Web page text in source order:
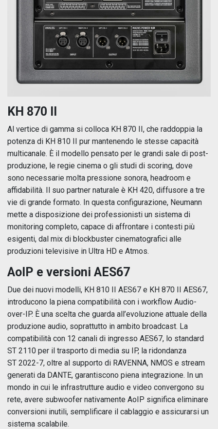
KH 870 II
Al vertice di gamma si colloca KH 870 II, che raddoppia la
potenza di KH 810 II pur mantenendo le stesse capacità
multicanale. È il modello pensato per le grandi sale di post-
produzione, le regie cinema o gli studi di scoring, dove
sono necessarie molta pressione sonora, headroom e
affidabilità. Il suo partner naturale è KH 420, diffusore a tre
vie di grande formato. In questa configurazione, Neumann
mette a disposizione dei professionisti un sistema di
monitoring completo, capace di affrontare i contesti più
esigenti, dal mix di blockbuster cinematografici alle
produzioni televisive in Ultra HD e Atmos.
AoIP e versioni AES67
Due dei nuovi modelli, KH 810 II AES67 e KH 870 II AES67,
introducono la piena compatibilità con i workflow Audio-
over-IP. È una scelta che guarda all’evoluzione attuale della
produzione audio, soprattutto in ambito broadcast. La
compatibilità con 12 canali di ingresso AES67, lo standard
ST 2110 per il trasporto di media su IP, la ridondanza
ST 2022-7, oltre al supporto di RAVENNA, NMOS e stream
generati da DANTE, garantiscono piena integrazione. In un
mondo in cui le infrastrutture audio e video convergono su
rete, avere subwoofer nativamente AoIP significa eliminare
conversioni inutili, semplificare il cablaggio e assicurarsi un
sistema scalabile.